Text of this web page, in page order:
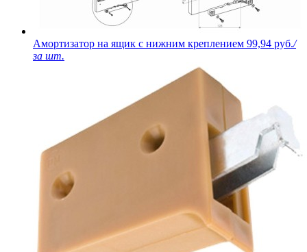
Амортизатор на ящик с нижним креплением 99,94 руб./
за шт.